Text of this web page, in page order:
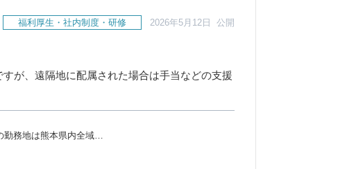
福利厚生・社内制度・研修 2026年5月12日 公開
が、遠隔地に配属された場合は手当などの支援
勤務地は熊本県内全域…